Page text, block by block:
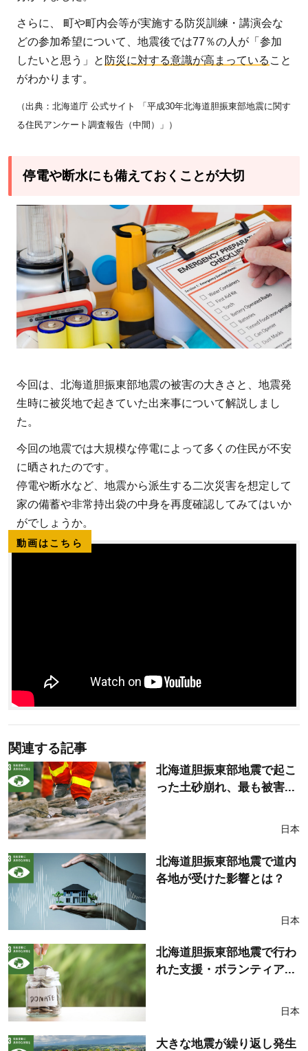
さらに、 町や町内会等が実施する防災訓練・講演会な
どの参加希望について、地震後では77％の人が「参加
したいと思う」と 防災に対する意識が高まっている こと
がわかります。
（出典：北海道庁 公式サイト 「平成30年北海道胆振東部地震に関す
る住民アンケート調査報告（中間）」）
停電や断水にも備えておくことが大切
今回は、北海道胆振東部地震の被害の大きさと、地震発
生時に被災地で起きていた出来事について解説しまし
た。
今回の地震では大規模な停電によって多くの住民が不安
に晒されたのです。
停電や断水など、地震から派生する二次災害を想定して
家の備蓄や非常持出袋の中身を再度確認してみてはいか
がでしょうか。
動画はこちら
関連する記事
北海道胆振東部地震で起こ
った土砂崩れ、最も被害...
日本
北海道胆振東部地震で道内
各地が受けた影響とは？
日本
北海道胆振東部地震で行わ
れた支援・ボランティア...
日本
大きな地震が繰り返し発生